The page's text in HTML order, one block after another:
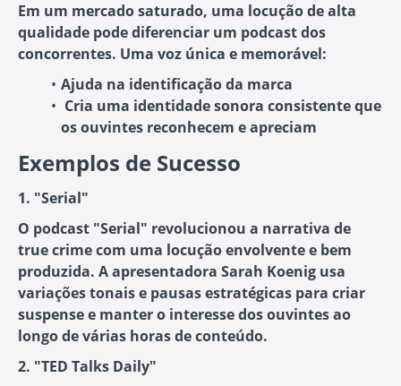
Em um mercado saturado, uma locução de alta
qualidade pode diferenciar um podcast dos
concorrentes. Uma voz única e memorável:
Ajuda na identificação da marca
Cria uma identidade sonora consistenteque
os ouvintes reconhecem e apreciam
Exemplos de Sucesso
1. "Serial"
O podcast "Serial" revolucionou a narrativa de
true crime com uma locução envolvente e bem
produzida. A apresentadora Sarah Koenig usa
variações tonais e pausas estratégicas para criar
suspense e manter o interesse dos ouvintes ao
longo de várias horas de conteúdo.
2. "TED Talks Daily"